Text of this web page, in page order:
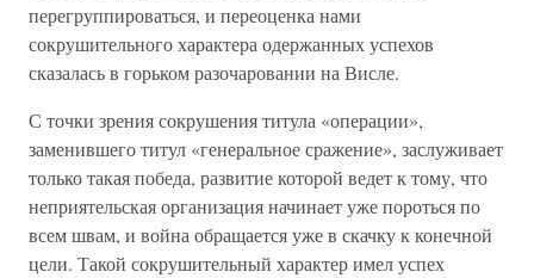
перегруппироваться, и переоценка нами
сокрушительного характера одержанных успехов
сказалась в горьком разочаровании на Висле.
С точки зрения сокрушения титула «операции»,
заменившего титул «генеральное сражение», заслуживает
только такая победа, развитие которой ведет к тому, что
неприятельская организация начинает уже пороться по
всем швам, и война обращается уже в скачку к конечной
цели. Такой сокрушительный характер имел успех